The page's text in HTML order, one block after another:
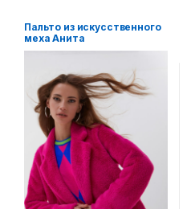
Пальто из искусственного
меха Анита